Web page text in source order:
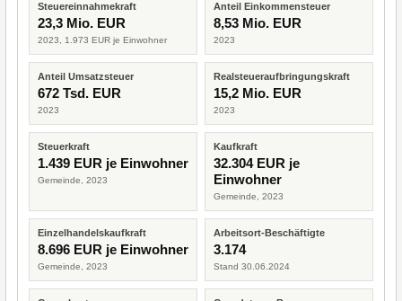
Steuereinnahmekraft
23,3 Mio. EUR
2023, 1.973 EUR je Einwohner
Anteil Einkommensteuer
8,53 Mio. EUR
2023
Anteil Umsatzsteuer
672 Tsd. EUR
2023
Realsteueraufbringungskraft
15,2 Mio. EUR
2023
Steuerkraft
1.439 EUR je Einwohner
Gemeinde, 2023
Kaufkraft
32.304 EUR je
Einwohner
Gemeinde, 2023
Einzelhandelskaufkraft
8.696 EUR je Einwohner
Gemeinde, 2023
Arbeitsort-Beschäftigte
3.174
Stand 30.06.2024